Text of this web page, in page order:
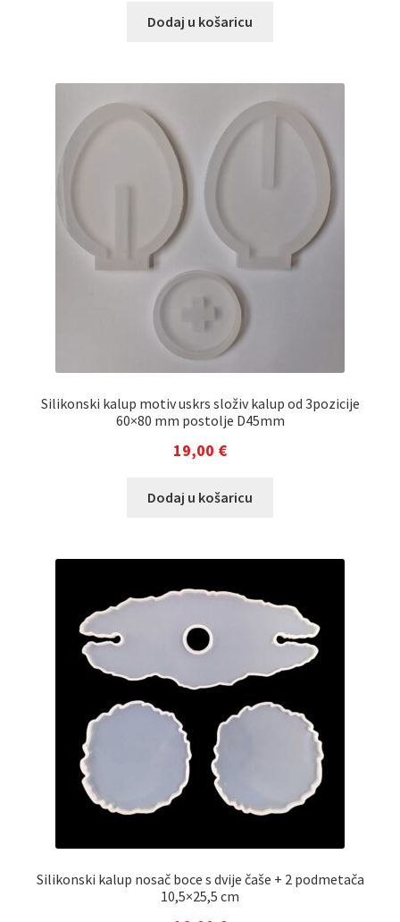
Dodaj u košaricu
Silikonski kalup motiv uskrs složiv kalup od 3pozicije
60×80 mm postolje D45mm
19,00 €
Dodaj u košaricu
Silikonski kalup nosač boce s dvije čaše + 2 podmetača
10,5×25,5 cm